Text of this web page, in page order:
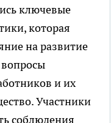
ключевые
которая
на развитие
и их
Участники
соблюдения